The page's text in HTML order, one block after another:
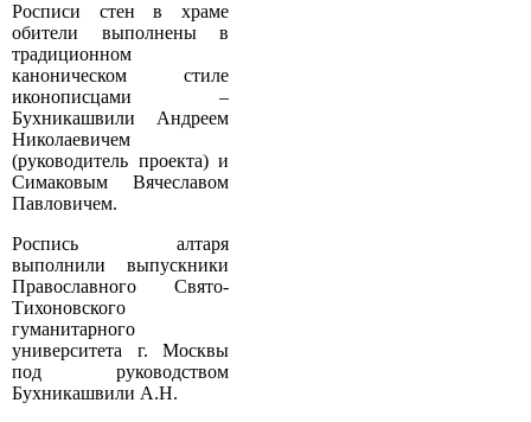
Росписи стен в храме
обители выполнены в
традиционном
каноническом стиле
иконописцами –
Бухникашвили Андреем
Николаевичем
(руководитель проекта) и
Симаковым Вячеславом
Павловичем.
Роспись алтаря
выполнили выпускники
Православного Свято­
Тихоновского
гуманитарного
университета г. Москвы
под руководством
Бухникашвили А.Н.